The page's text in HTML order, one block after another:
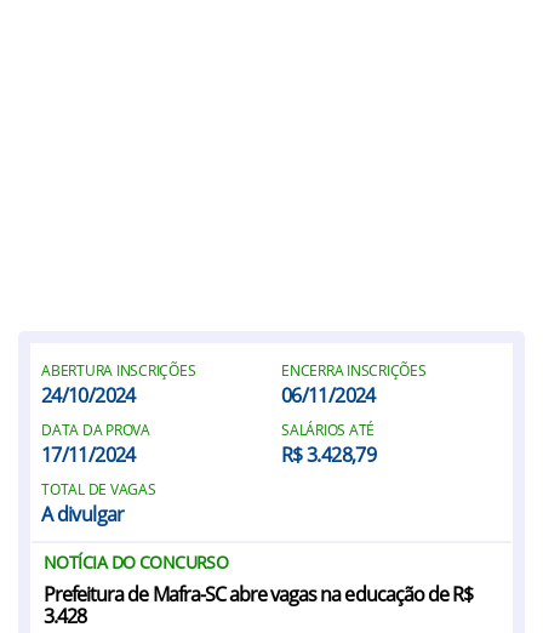
ABERTURA INSCRIÇÕES
24/10/2024
ENCERRA INSCRIÇÕES
06/11/2024
DATA DA PROVA
17/11/2024
SALÁRIOS ATÉ
R$ 3.428,79
TOTAL DE VAGAS
A divulgar
NOTÍCIA DO CONCURSO
Prefeitura de Mafra-SC abre vagas na educação de R$
3.428